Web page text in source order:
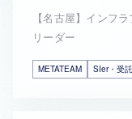
【名古屋】インフ
リーダー
METATEAM SIer・受